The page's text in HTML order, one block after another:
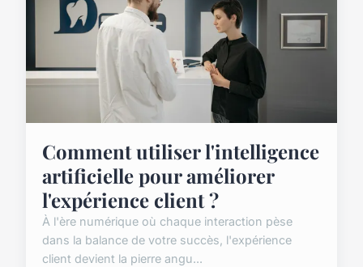
Comment utiliser l'intelligence
artificielle pour améliorer
l'expérience client ?
À l'ère numérique où chaque interaction pèse
dans la balance de votre succès, l'expérience
client devient la pierre angu...